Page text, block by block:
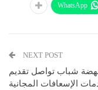
WhatsApp
NEXT POST
شباب تواصل تقديم
الإسعافات المجانية